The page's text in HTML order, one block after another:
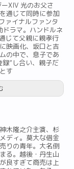
XIV 光のお父さ
通じて同時に参加
ァイナルファンタ
ドラマ。ハンドルネ
じて父親に親孝行
映画化、坂口と吉
の中で、息子であ
”し合い、親子だ
す
木隆之介主演、杉
ディ。莫大な借金
りの青年。大名倒
る。越後・丹生山
良すぎて商売は上